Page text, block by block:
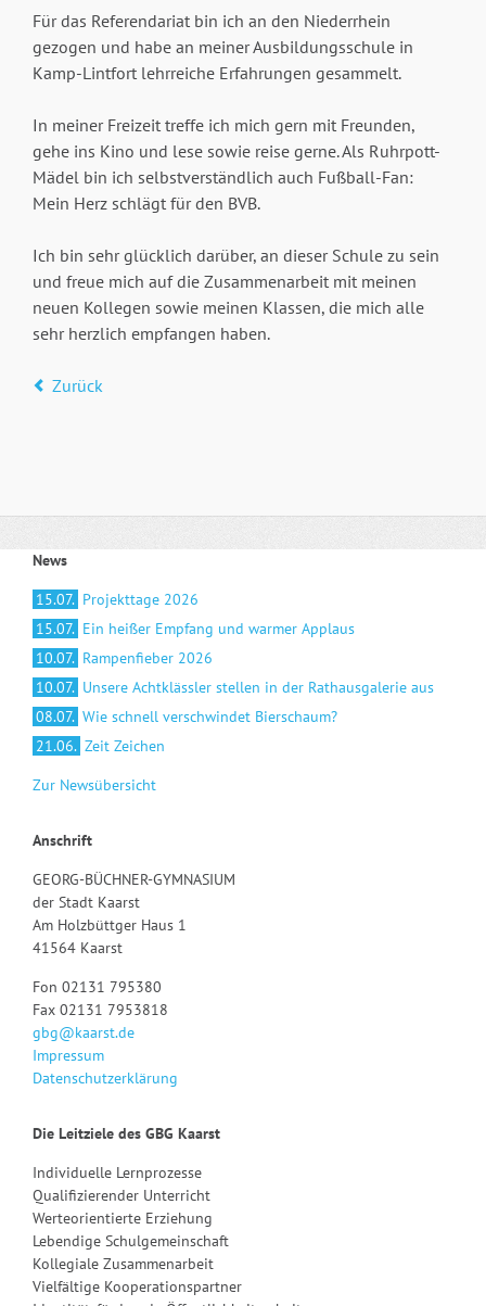
Für das Referendariat bin ich an den Niederrhein
gezogen und habe an meiner Ausbildungsschule in
Kamp-Lintfort lehrreiche Erfahrungen gesammelt.
In meiner Freizeit treffe ich mich gern mit Freunden,
gehe ins Kino und lese sowie reise gerne. Als Ruhrpott-
Mädel bin ich selbstverständlich auch Fußball-Fan:
Mein Herz schlägt für den BVB.
Ich bin sehr glücklich darüber, an dieser Schule zu sein
und freue mich auf die Zusammenarbeit mit meinen
neuen Kollegen sowie meinen Klassen, die mich alle
sehr herzlich empfangen haben.
Zurück
News
15.07. Projekttage 2026
15.07. Ein heißer Empfang und warmer Applaus
10.07. Rampenfieber 2026
10.07. Unsere Achtklässler stellen in der Rathausgalerie aus
08.07. Wie schnell verschwindet Bierschaum?
21.06. Zeit Zeichen
Zur Newsübersicht
Anschrift
GEORG-BÜCHNER-GYMNASIUM
der Stadt Kaarst
Am Holzbüttger Haus 1
41564 Kaarst
Fon 02131 795380
Fax 02131 7953818
gbg@kaarst.de
Impressum
Datenschutzerklärung
Die Leitziele des GBG Kaarst
Individuelle Lernprozesse
Qualifizierender Unterricht
Werteorientierte Erziehung
Lebendige Schulgemeinschaft
Kollegiale Zusammenarbeit
Vielfältige Kooperationspartner